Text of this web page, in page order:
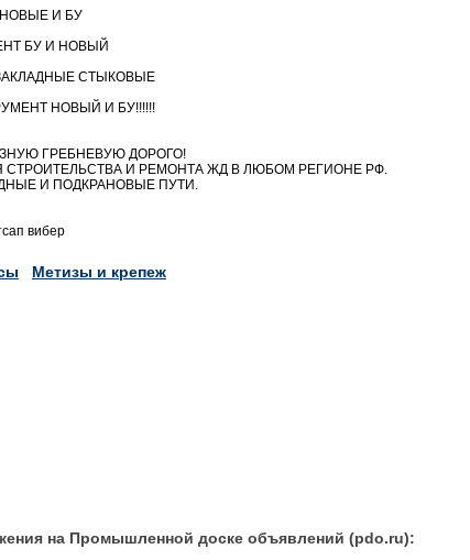
И БУ
БУ И НОВЫЙ
СТЫКОВЫЕ
НОВЫЙ И БУ!!!!!!
ГРЕБНЕВУЮ ДОРОГО!
И РЕМОНТА ЖД В ЛЮБОМ РЕГИОНЕ РФ.
И ПОДКРАНОВЫЕ ПУТИ.
вибер
Метизы и крепеж
на Промышленной доске объявлений (pdo.ru):